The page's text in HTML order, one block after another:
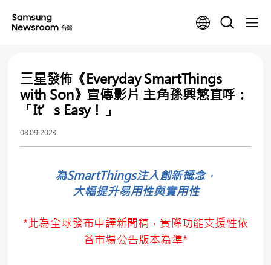
三星發佈《Everyday SmartThings
with Son》宣傳影片 主角孫興慜直呼：
「It’s Easy！」
08.09.2023
為SmartThings注入創新概念，
大幅提升易用性與實用性
*此為全球發布中譯新聞稿，實際功能支援性依
各市場公告版本為準*